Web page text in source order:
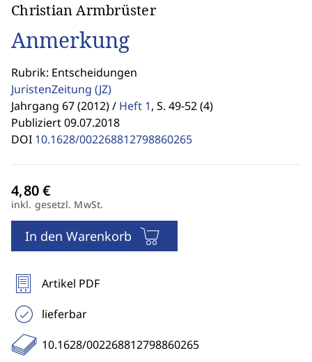
Christian Armbrüster
Anmerkung
Rubrik: Entscheidungen
JuristenZeitung (JZ)
Jahrgang 67 (2012) / Heft 1, S. 49-52 (4)
Publiziert 09.07.2018
DOI 10.1628/002268812798860265
inkl. gesetzl. MwSt.
In den Warenkorb
Artikel PDF
lieferbar
10.1628/002268812798860265